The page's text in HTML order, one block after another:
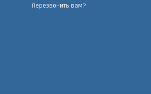
Перезвонить вам?